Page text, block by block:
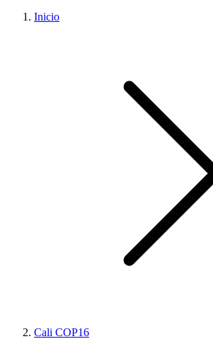
Inicio
Cali COP16